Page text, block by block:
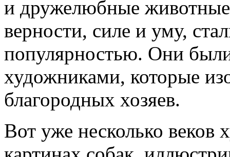
и дружелюбные
верности, силе и уму,
популярностью. Они
художниками, которые
благородных хозяев.
Вот уже несколько